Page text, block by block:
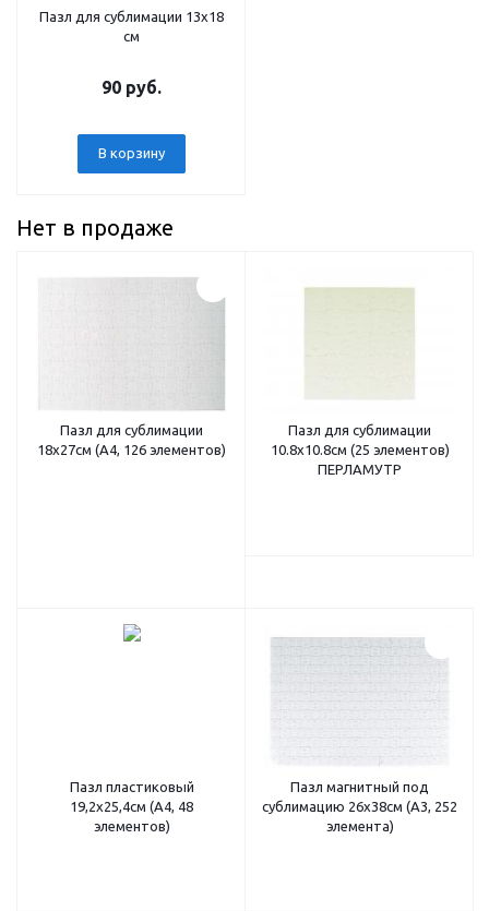
Пазл для сублимации 13х18
см
90 руб.
В корзину
Нет в продаже
Пазл для сублимации
18х27см (А4, 126 элементов)
Пазл для сублимации
10.8х10.8см (25 элементов)
ПЕРЛАМУТР
Пазл пластиковый
19,2х25,4см (А4, 48
элементов)
Пазл магнитный под
сублимацию 26х38см (А3, 252
элемента)